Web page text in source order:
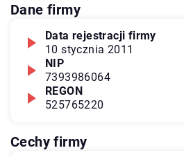
Dane firmy
Data rejestracji firmy
10 stycznia 2011
NIP
7393986064
REGON
525765220
Cechy firmy